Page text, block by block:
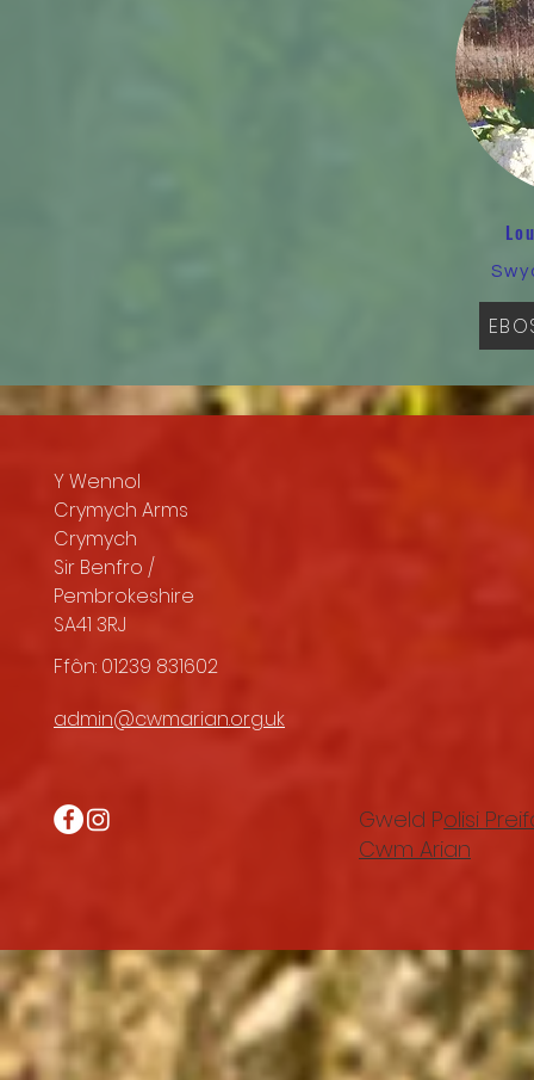
Y Wennol
Crymych Arms
Crymych
Sir Benfro /
Pembrokeshire
SA41 3RJ
Ffôn: 01239 831602
admin@cwmarian.org.uk
Gweld Polisi
Cwm Arian